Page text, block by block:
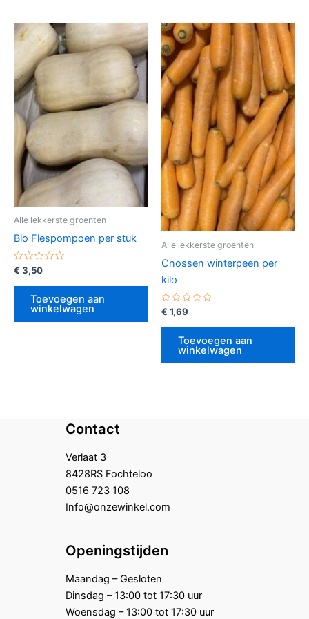
Alle lekkerste groenten
Bio Flespompoen per stuk
Gewaardeerd
uit
€ 3,50
Toevoegen aan
winkelwagen
Alle lekkerste groenten
Cnossen winterpeen per
kilo
Gewaardeerd
0
uit
€ 1,69
Toevoegen aan
winkelwagen
Contact
Verlaat 3
8428RS Fochteloo
0516 723 108
Info@onzewinkel.com
Openingstijden
Maandag – Gesloten
Dinsdag – 13:00 tot 17:30 uur
Woensdag – 13:00 tot 17:30 uur